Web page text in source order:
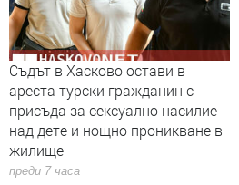
Съдът в Хасково остави в
ареста турски гражданин с
присъда за сексуално насилие
над дете и нощно проникване в
жилище
преди 7 часа